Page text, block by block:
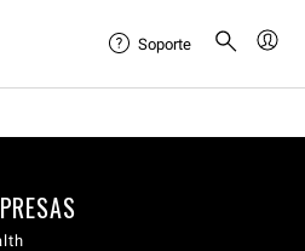
Soporte